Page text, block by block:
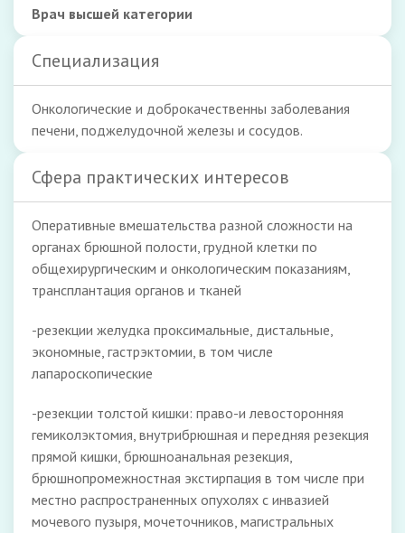
Врач высшей категории
Специализация
Онкологические и доброкачественны заболевания
печени, поджелудочной железы и сосудов.
Сфера практических интересов
Оперативные вмешательства разной сложности на
органах брюшной полости, грудной клетки по
общехирургическим и онкологическим показаниям,
трансплантация органов и тканей
-резекции желудка проксимальные, дистальные,
экономные, гастрэктомии, в том числе
лапароскопические
-резекции толстой кишки: право-и левосторонняя
гемиколэктомия, внутрибрюшная и передняя резекция
прямой кишки, брюшноанальная резекция,
брюшнопромежностная экстирпация в том числе при
местно распространенных опухолях с инвазией
мочевого пузыря, мочеточников, магистральных